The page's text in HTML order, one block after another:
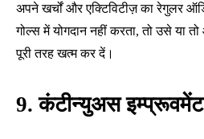
अपने खर्चों और एक्टिविटीज़ का रेगुलर
गोल्स में योगदान नहीं करता, तो उसे या
पूरी तरह खत्म कर दें।
9. कंटीन्युअस